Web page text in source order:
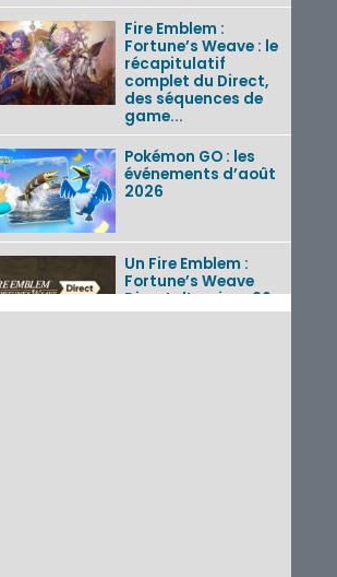
Fire Emblem :
Fortune’s Weave : le
récapitulatif
complet du Direct,
des séquences de
game...
Pokémon GO : les
événements d’août
2026
Un Fire Emblem :
Fortune’s Weave
Direct d’environ 20
minutes diffusé le 4